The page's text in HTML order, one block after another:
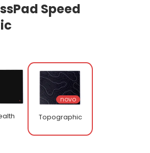
Speed
Topographic
novo